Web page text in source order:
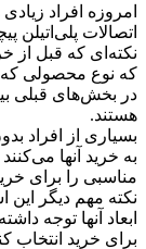
امروزه افراد
اتصالات پلی‌اتیلن
نکته‌ای که قبل از
که نوع محصولی که
در بخش‌های قبلی
هستند.
بسیاری از افراد
به خرید آنها
مناسبی را برای
نکته مهم دیگر این
ابعاد آنها توجه
برای خرید انتخاب